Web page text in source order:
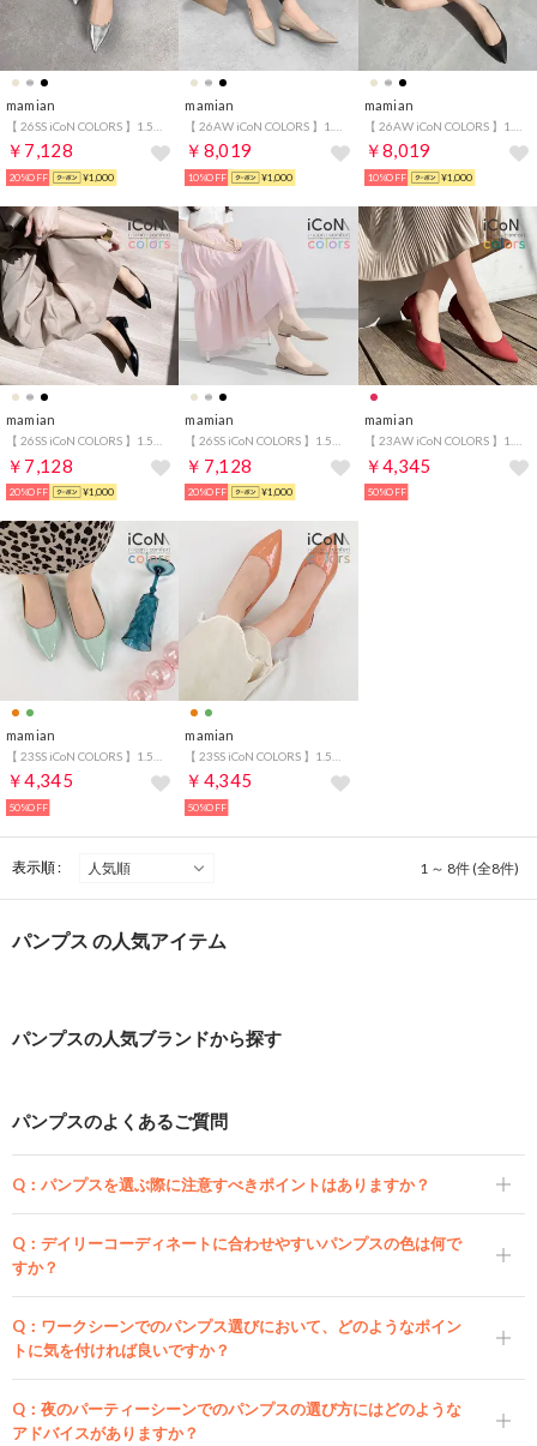
mamian
￥7,128
20%OFF ¥1,000
mamian
￥8,019
10%OFF ¥1,000
mamian
￥8,019
10%OFF ¥1,000
mamian
￥7,128
20%OFF ¥1,000
mamian
￥7,128
20%OFF ¥1,000
mamian
￥4,345
50%OFF
mamian
￥4,345
50%OFF
mamian
￥4,345
50%OFF
表示順 : 1 ～ 8件 (全8件)
パンプス の人気アイテム
パンプスの人気ブランドから探す
パンプスのよくあるご質問
Q： パンプスを選ぶ際に注意すべきポイントはありますか？
Q： デイリーコーディネートに合わせやすいパンプスの色は何で
すか？
Q： ワークシーンでのパンプス選びにおいて、どのようなポイン
トに気を付ければ良いですか？
Q： 夜のパーティーシーンでのパンプスの選び方にはどのような
アドバイスがありますか？